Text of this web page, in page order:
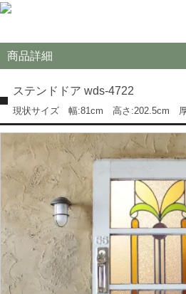
商品詳細
ステンドドア wds-4722
現状サイズ 幅:81cm 高さ:202.5cm